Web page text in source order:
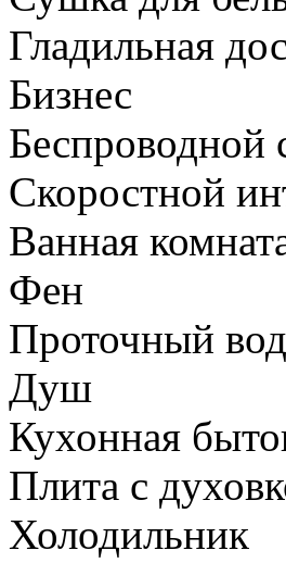
Гладильная
Бизнес
Беспроводной
Скоростной
Ванная
Фен
Проточный
Душ
Кухонная
Плита с
Холодильник